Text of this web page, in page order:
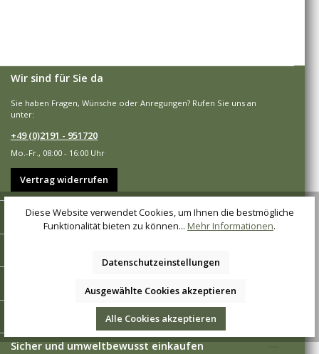
Wir sind für Sie da
Sie haben Fragen, Wünsche oder Anregungen? Rufen Sie uns an
unter:
+49 (0)2191 - 951720
Mo.-Fr., 08:00 - 16:00 Uhr
Vertrag widerrufen
Shop-Service
Sicher und umweltbewusst einkaufen
Diese Website verwendet Cookies, um Ihnen die bestmögliche
Funktionalität bieten zu können... Mehr Informationen.
Datenschutzeinstellungen
Ausgewählte Cookies akzeptieren
Alle Cookies akzeptieren